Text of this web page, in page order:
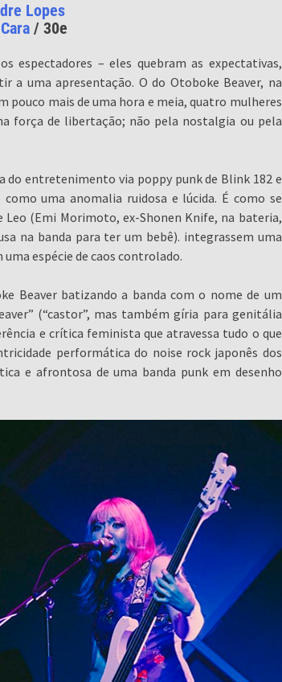
Lopes
/ 30e
espectadores – eles quebram as expectativas,
a uma apresentação. O do Otoboke Beaver, na
pouco mais de uma hora e meia, quatro mulheres
força de libertação; não pela nostalgia ou pela
do entretenimento via poppy punk de Blink 182 e
uma anomalia ruidosa e lúcida. É como se
(Emi Morimoto, ex-Shonen Knife, na bateria,
na banda para ter um bebê). integrassem uma
espécie de caos controlado.
Beaver batizando a banda com o nome de um
(“castor”, mas também gíria para genitália
e crítica feminista que atravessa tudo o que
performática do noise rock japonês dos
e afrontosa de uma banda punk em desenho